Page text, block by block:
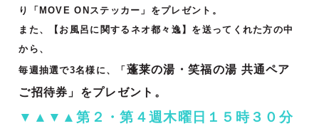
り「MOVE ONステッカー」をプレゼント。
また、【お風呂に関するネオ都々逸】を送ってくれた方の中
から、
毎週抽選で3名様に、「 蓬莱の湯・笑福の湯 共通ペア
ご招待券」をプレゼント。
▼▲▼▲第２・第４週木曜日１５時３０分